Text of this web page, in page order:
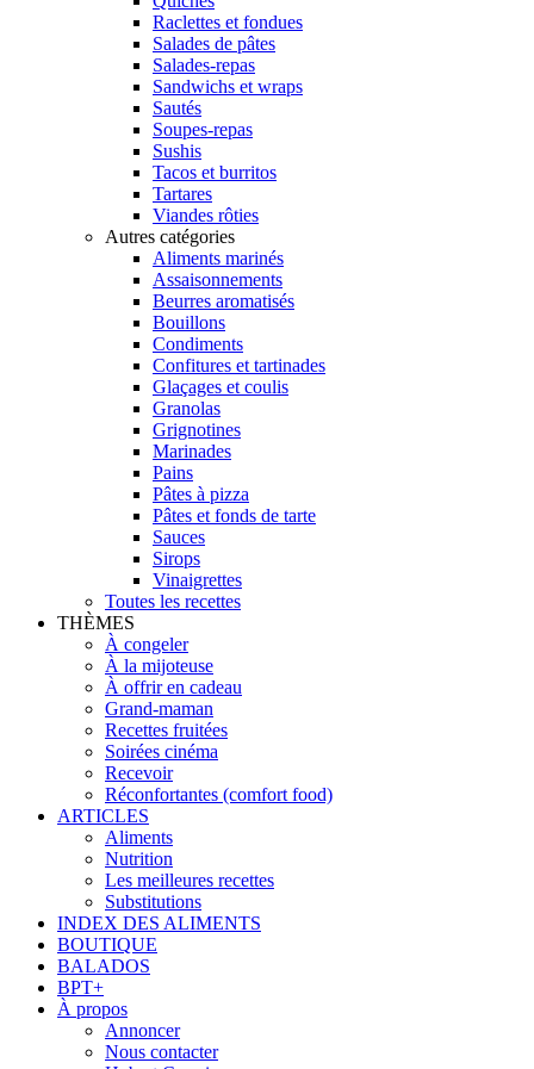
Raclettes et fondues
Salades de pâtes
Salades-repas
Sandwichs et wraps
Sautés
Soupes-repas
Sushis
Tacos et burritos
Tartares
Viandes rôties
Autres catégories
Aliments marinés
Assaisonnements
Beurres aromatisés
Bouillons
Condiments
Confitures et tartinades
Glaçages et coulis
Granolas
Grignotines
Marinades
Pains
Pâtes à pizza
Pâtes et fonds de tarte
Sauces
Sirops
Vinaigrettes
Toutes les recettes
THÈMES
À congeler
À la mijoteuse
À offrir en cadeau
Grand-maman
Recettes fruitées
Soirées cinéma
Recevoir
Réconfortantes (comfort food)
ARTICLES
Aliments
Nutrition
Les meilleures recettes
Substitutions
INDEX DES ALIMENTS
BOUTIQUE
BALADOS
BPT+
À propos
Annoncer
Nous contacter